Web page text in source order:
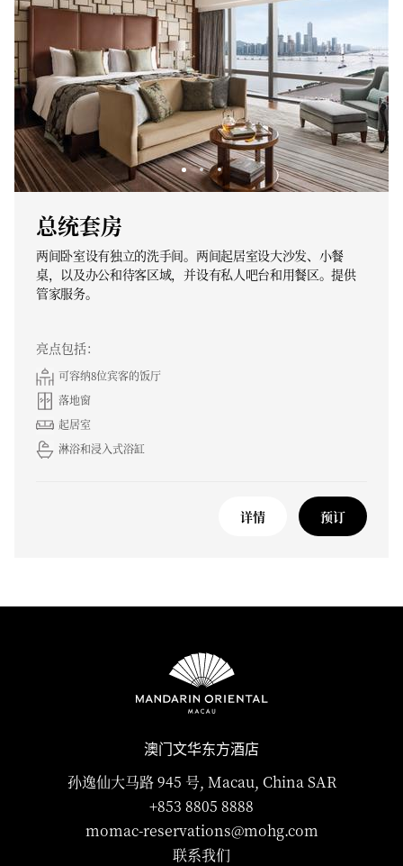
总统套房
两间卧室设有独立的洗手间。两间起居室设大沙发、小餐
桌，以及办公和待客区域，并设有私人吧台和用餐区。提供
管家服务。
亮点包括：
可容纳8位宾客的饭厅
落地窗
起居室
淋浴和浸入式浴缸
详情 预订
澳门文华东方酒店
孙逸仙大马路 945 号, Macau, China SAR
+853 8805 8888
momac-reservations@mohg.com
联系我们